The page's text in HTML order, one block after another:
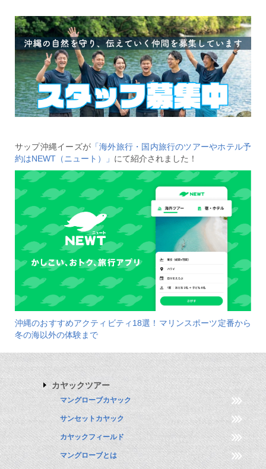
サップ沖縄イーズが 「海外旅行・国内旅行のツアーやホテル予
約はNEWT（ニュート）」 にて紹介されました！
沖縄のおすすめアクティビティ18選！マリンスポーツ定番から
冬の海以外の体験まで
カヤックツアー
マングローブカヤック
サンセットカヤック
カヤックフィールド
マングローブとは